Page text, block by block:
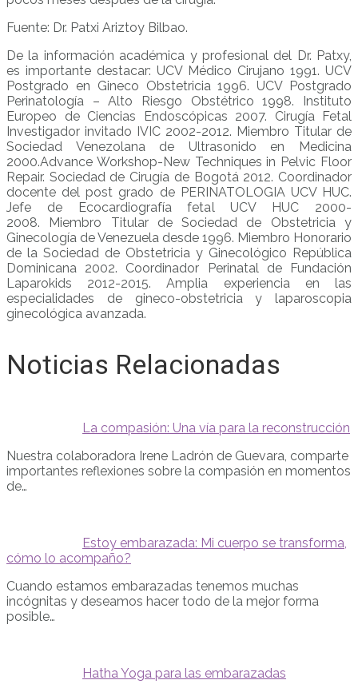
Fuente: Dr. Patxi Ariztoy Bilbao.
De la información académica y profesional del Dr. Patxy,
es importante destacar: UCV Médico Cirujano 1991. UCV
Postgrado en Gineco Obstetricia 1996. UCV Postgrado
Perinatología – Alto Riesgo Obstétrico 1998. Instituto
Europeo de Ciencias Endoscópicas 2007. Cirugía Fetal
Investigador invitado IVIC 2002-2012. Miembro Titular de
Sociedad Venezolana de Ultrasonido en Medicina
2000.Advance Workshop-New Techniques in Pelvic Floor
Repair. Sociedad de Cirugía de Bogotá 2012. Coordinador
docente del post grado de PERINATOLOGIA UCV HUC.
Jefe de Ecocardiografía fetal UCV HUC 2000-
2008. Miembro Titular de Sociedad de Obstetricia y
Ginecología de Venezuela desde 1996. Miembro Honorario
de la Sociedad de Obstetricia y Ginecológico República
Dominicana 2002. Coordinador Perinatal de Fundación
Laparokids 2012-2015. Amplia experiencia en las
especialidades de gineco-obstetricia y laparoscopia
ginecológica avanzada.
Noticias Relacionadas
La compasión: Una vía para la reconstrucción
Nuestra colaboradora Irene Ladrón de Guevara, comparte
importantes reflexiones sobre la compasión en momentos
de…
Estoy embarazada: Mi cuerpo se transforma,
cómo lo acompaño?
Cuando estamos embarazadas tenemos muchas
incógnitas y deseamos hacer todo de la mejor forma
posible…
Hatha Yoga para las embarazadas